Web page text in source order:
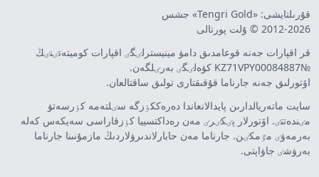
قۇرىلتايشى: «Tengri Gold» جشس
2012-2026 © ۇلت پورتالى
قر اقپارات جەنە قوعامدىق دامۋ مينيسترلٸگٸ اقپارات كوميتەتٸنٸڭ
№KZ71VPY00084887 كۋەلٸگٸ بەرٸلگەن.
اۆتورلىق جەنە جارناما قۇقىقتارى تولىق ساقتالعان.
سايت ماتەريالدارىن پايدالانعاندا دەرەككٶزگە سٸلتەمە كٶرسەتۋ
مٸندەتتٸ. اۆتورلار پٸكٸرٸ مەن رەداكتسييا كٶزقاراسى سەيكەس كەلە
بەرمەۋٸ مٷمكٸن. جارناما مەن حابارلاندىرۋلاردىڭ مازمۇنىنا جارناما
بەرۋشٸ جاۋاپتى.